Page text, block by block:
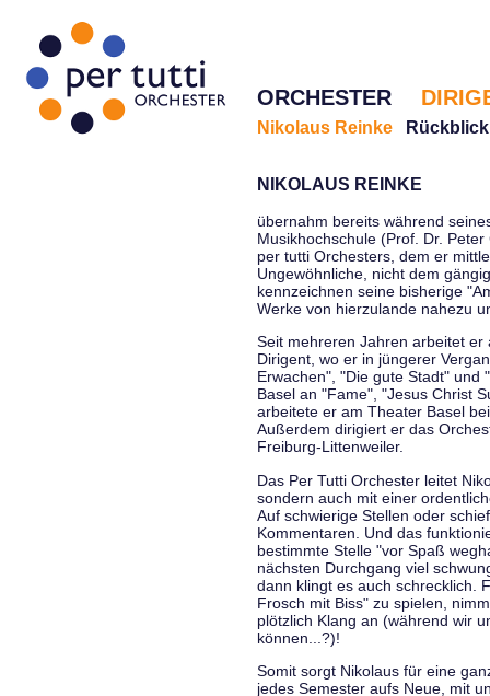
ORCHESTER
Nikolaus Reinke Rückblick
NIKOLAUS REINKE
übernahm bereits während
Musikhochschule (Prof. Dr.
per tutti Orchesters, dem er
Ungewöhnliche, nicht dem
kennzeichnen seine bisherige
Werke von hierzulande nahezu
Seit mehreren Jahren arbeitet
Dirigent, wo er in jüngerer
Erwachen", "Die gute Stadt" und
Basel an "Fame", "Jesus Christ
arbeitete er am Theater Basel
Außerdem dirigiert er das
Freiburg-Littenweiler.
Das Per Tutti Orchester leitet
sondern auch mit einer
Auf schwierige Stellen oder
Kommentaren. Und das
bestimmte Stelle "vor Spaß
nächsten Durchgang viel
dann klingt es auch schrecklich.
Frosch mit Biss" zu spielen,
plötzlich Klang an (während wir
können...?)!
Somit sorgt Nikolaus für eine
jedes Semester aufs Neue, mit